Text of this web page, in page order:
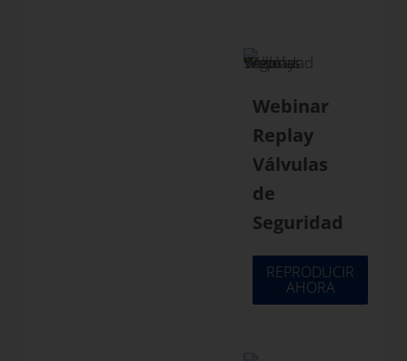
Webinar
Replay
Válvulas
de
Seguridad
REPRODUCIR
AHORA